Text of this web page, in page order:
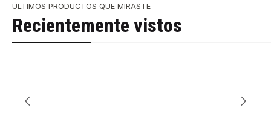
ÚLTIMOS PRODUCTOS QUE MIRASTE
Recientemente vistos